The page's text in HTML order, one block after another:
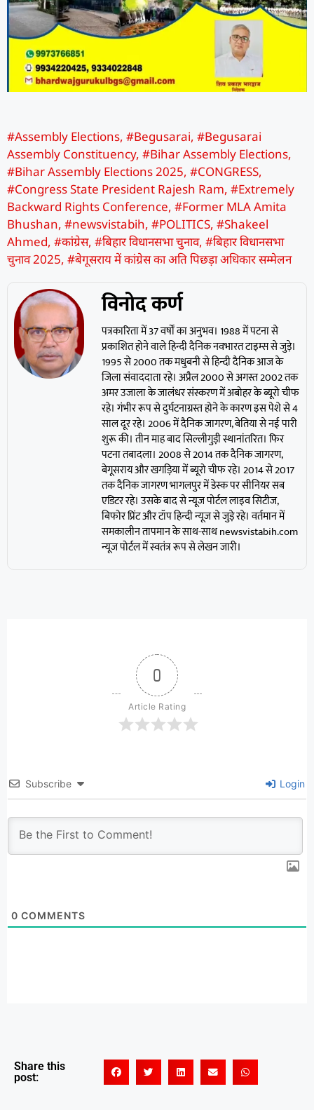
#Assembly Elections, #Begusarai, #Begusarai
Assembly Constituency, #Bihar Assembly Elections,
#Bihar Assembly Elections 2025, #CONGRESS,
#Congress State President Rajesh Ram, #Extremely
Backward Rights Conference, #Former MLA Amita
Bhushan, #newsvistabih, #POLITICS, #Shakeel
Ahmed, #कांग्रेस, #बिहार विधानसभा चुनाव, #बिहार विधानसभा
चुनाव 2025, #बेगूसराय में कांग्रेस का अति पिछड़ा अधिकार सम्मेलन
विनोद कर्ण
पत्रकारिता में 37 वर्षों का अनुभव। 1988 में पटना से
प्रकाशित होने वाले हिन्दी दैनिक नवभारत टाइम्स से जुड़े।
1995 से 2000 तक मधुबनी से हिन्दी दैनिक आज के
जिला संवाददाता रहे। अप्रैल 2000 से अगस्त 2002 तक
अमर उजाला के जालंधर संस्करण में अबोहर के ब्यूरो चीफ
रहे। गंभीर रूप से दुर्घटनाग्रस्त होने के कारण इस पेशे से 4
साल दूर रहे। 2006 में दैनिक जागरण, बेतिया से नई पारी
शुरू की। तीन माह बाद सिल्लीगुड़ी स्थानांतरित। फिर
पटना तबादला। 2008 से 2014 तक दैनिक जागरण,
बेगूसराय और खगड़िया में ब्यूरो चीफ रहे। 2014 से 2017
तक दैनिक जागरण भागलपुर में डेस्क पर सीनियर सब
एडिटर रहे। उसके बाद से न्यूज पोर्टल लाइव सिटीज,
बिफोर प्रिंट और टॉप हिन्दी न्यूज से जुड़े रहे। वर्तमान में
समकालीन तापमान के साथ-साथ newsvistabih.com
न्यूज पोर्टल में स्वतंत्र रूप से लेखन जारी।
0
Article Rating
Subscribe Login
0 COMMENTS
Share this
post: